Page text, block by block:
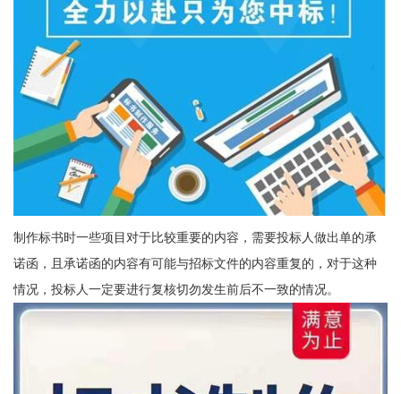
制作标书时一些项目对于比较重要的内容，需要投标人做出单的承
诺函，且承诺函的内容有可能与招标文件的内容重复的，对于这种
情况，投标人一定要进行复核切勿发生前后不一致的情况。